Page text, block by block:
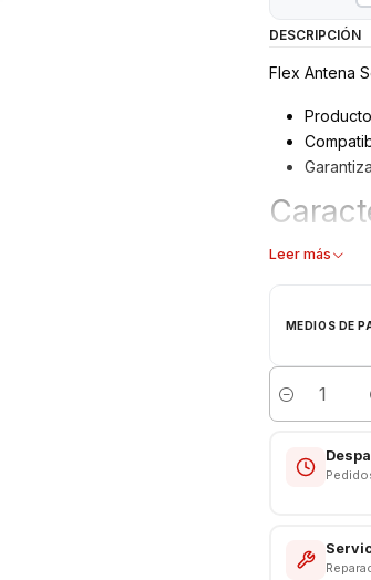
DESCRIPCIÓN
Flex Antena
Flex
Consulta por
Leer más
MEDIOS DE
Cantidad